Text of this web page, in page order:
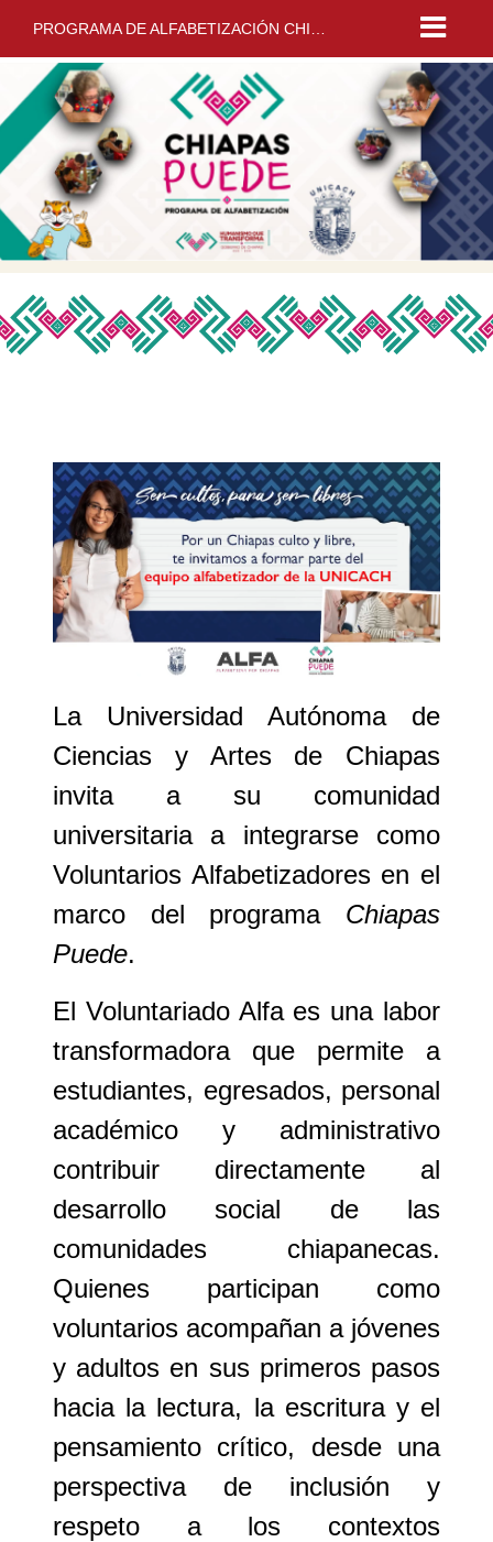
PROGRAMA DE ALFABETIZACIÓN CHIAPAS PUEDE - UNICACH
La Universidad Autónoma de
Ciencias y Artes de Chiapas
invita a su comunidad
universitaria a integrarse como
Voluntarios Alfabetizadoresen el
marco del programa Chiapas
Puede.
El Voluntariado Alfaes una labor
transformadora que permite a
estudiantes, egresados, personal
académico y administrativo
contribuir directamente al
desarrollo social de las
comunidades chiapanecas.
Quienes participan como
voluntarios acompañan a jóvenes
y adultos en sus primeros pasos
hacia la lectura, la escritura y el
pensamiento crítico, desde una
perspectiva de inclusión y
respeto a los contextos